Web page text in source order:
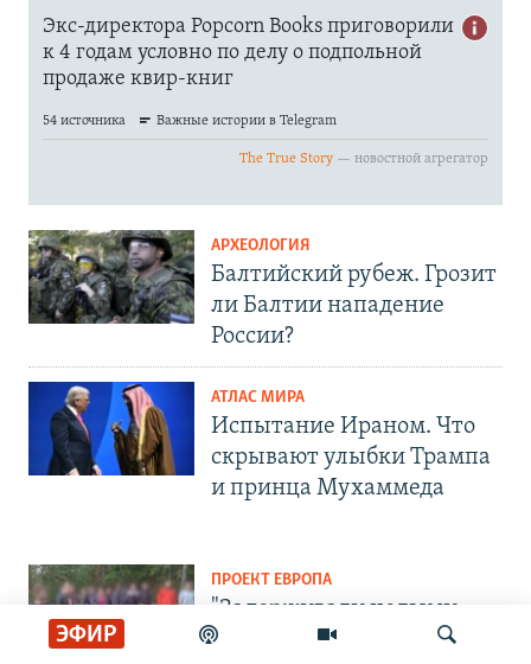
ЭФИР
АРХЕОЛОГИЯ
Балтийский рубеж. Грозит
ли Балтии нападение
России?
АТЛАС МИРА
Испытание Ираном. Что
скрывают улыбки Трампа
и принца Мухаммеда
ПРОЕКТ ЕВРОПА
"Задерживали целыми
семьями". Гонения на